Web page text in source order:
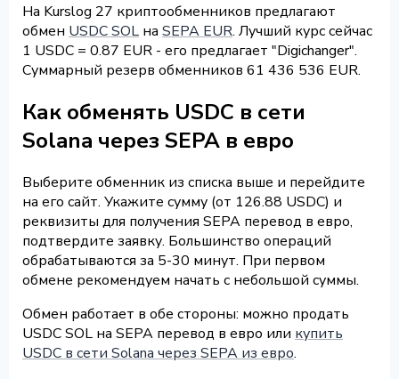
На Kurslog 27 криптообменников предлагают
обмен USDC SOL на SEPA EUR. Лучший курс сейчас
1 USDC = 0.87 EUR - его предлагает "Digichanger".
Суммарный резерв обменников 61 436 536 EUR.
Как обменять USDC в сети
Solana через SEPA в евро
Выберите обменник из списка выше и перейдите
на его сайт. Укажите сумму (от 126.88 USDC) и
реквизиты для получения SEPA перевод в евро,
подтвердите заявку. Большинство операций
обрабатываются за 5-30 минут. При первом
обмене рекомендуем начать с небольшой суммы.
Обмен работает в обе стороны: можно продать
USDC SOL на SEPA перевод в евро или купить
USDC в сети Solana через SEPA из евро.